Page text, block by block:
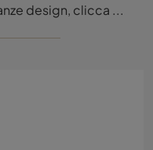
Se vuoi una poltroncina per stanze design, clicca e leggi di più sul modello Isla in tessuto del brand Ditre Italia.